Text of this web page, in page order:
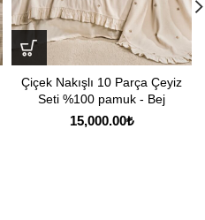
Çiçek Nakışlı 10 Parça Çeyiz
Seti %100 pamuk - Bej
15,000.00₺